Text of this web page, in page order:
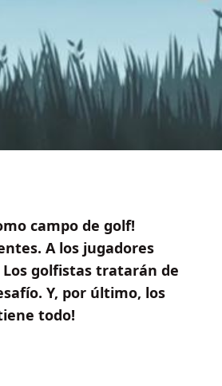
campo de golf!
A los jugadores
golfistas tratarán de
Y, por último, los
todo!